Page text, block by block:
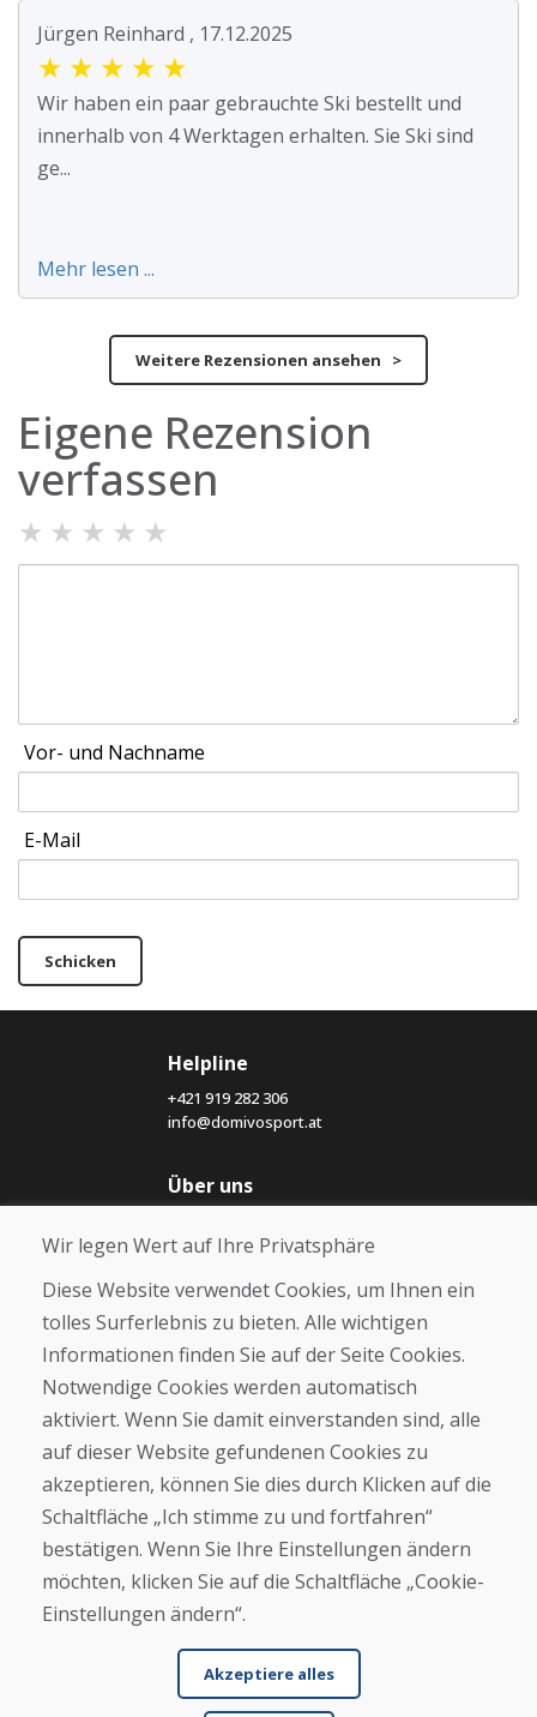
Jürgen Reinhard , 17.12.2025
★ ★ ★ ★ ★
Wir haben ein paar gebrauchte Ski bestellt und
innerhalb von 4 Werktagen erhalten. Sie Ski sind
ge...
Mehr lesen ...
Weitere Rezensionen ansehen >
Eigene Rezension
verfassen
★ ★ ★ ★ ★
Vor- und Nachname
E-Mail
Schicken
Helpline
+421 919 282 306
info@domivosport.at
Über uns
Über uns
Kontakt
Kaufen
E-Shop
Geschäftsbedingungen
Zahlung
Beschwerde
Rückgabe und Umtausch von Waren
Cookies
Wir legen Wert auf Ihre Privatsphäre
Diese Website verwendet Cookies, um Ihnen ein
tolles Surferlebnis zu bieten. Alle wichtigen
Informationen finden Sie auf der Seite Cookies.
Notwendige Cookies werden automatisch
aktiviert. Wenn Sie damit einverstanden sind, alle
auf dieser Website gefundenen Cookies zu
akzeptieren, können Sie dies durch Klicken auf die
Schaltfläche „Ich stimme zu und fortfahren“
bestätigen. Wenn Sie Ihre Einstellungen ändern
möchten, klicken Sie auf die Schaltfläche „Cookie-
Einstellungen ändern“.
Akzeptiere alles